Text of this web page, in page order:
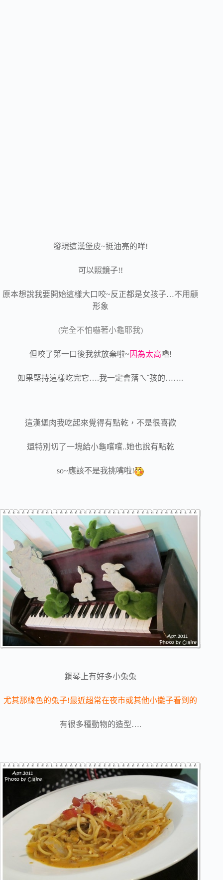
發現這漢堡皮~挺油亮的咩!
可以照鏡子!!
原本想說我要開始這樣大口咬~反正都是女孩子…不用顧
形象
(完全不怕嚇著小龜耶我)
但咬了第一口後我就放棄啦~ 因為太高嚕!
如果堅持這樣吃完它….我一定會落ㄟˇ孩的…….
這漢堡肉我吃起來覺得有點乾，不是很喜歡
還特別切了一塊給小龜嚐嚐..她也說有點乾
so~應該不是我挑嘴啦!
鋼琴上有好多小兔兔
尤其那綠色的兔子!最近超常在夜市或其他小攤子看到的
有很多種動物的造型….